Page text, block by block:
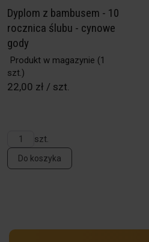
Dyplom z bambusem - 10
rocznica ślubu - cynowe
gody
Produkt w magazynie (1
szt.)
22,00 zł / szt.
szt.
Do koszyka